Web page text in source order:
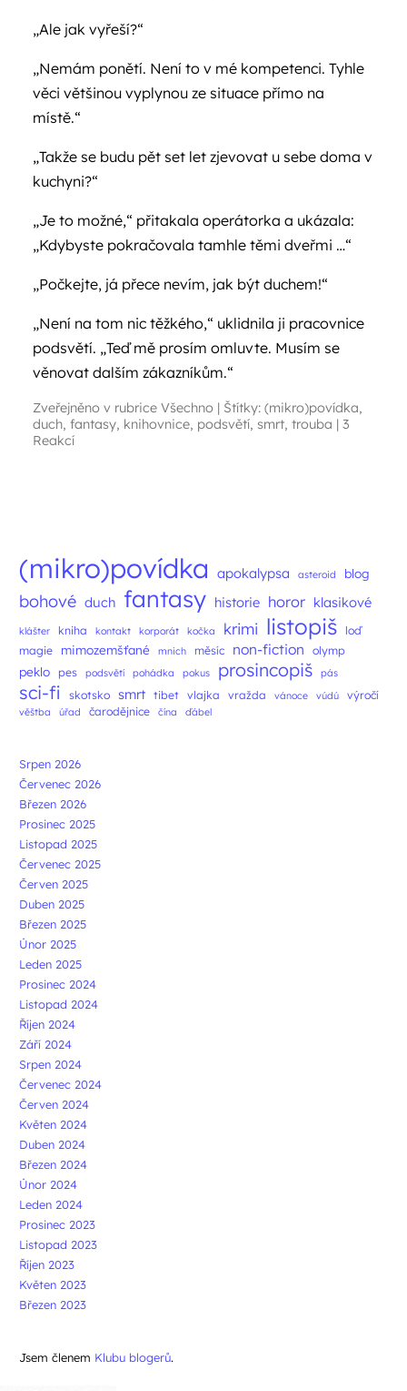
„Ale jak vyřeší?“
„Nemám ponětí. Není to v mé kompetenci. Tyhle
věci většinou vyplynou ze situace přímo na
místě.“
„Takže se budu pět set let zjevovat u sebe doma v
kuchyni?“
„Je to možné,“ přitakala operátorka a ukázala:
„Kdybyste pokračovala tamhle těmi dveřmi …“
„Počkejte, já přece nevím, jak být duchem!“
„Není na tom nic těžkého,“ uklidnila ji pracovnice
podsvětí. „Teď mě prosím omluvte. Musím se
věnovat dalším zákazníkům.“
Zveřejněno v rubrice Všechno | Štítky: (mikro)povídka,
duch, fantasy, knihovnice, podsvětí, smrt, trouba | 3
Reakcí
(mikro)povídka apokalypsa asteroid blog
bohové duch fantasy historie horor klasikové
klášter kniha kontakt korporát kočka krimi listopiš
loď
magie
mimozemšťané mnich měsíc non-fiction olymp
peklo pes podsvětí pohádka pokus prosincopiš pás
sci-fi skotsko smrt tibet vlajka vražda vánoce vúdú výročí
věštba úřad čarodějnice čína ďábel
Srpen 2026
Červenec 2026
Březen 2026
Prosinec 2025
Listopad 2025
Červenec 2025
Červen 2025
Duben 2025
Březen 2025
Únor 2025
Leden 2025
Prosinec 2024
Listopad 2024
Říjen 2024
Září 2024
Srpen 2024
Červenec 2024
Červen 2024
Květen 2024
Duben 2024
Březen 2024
Únor 2024
Leden 2024
Prosinec 2023
Listopad 2023
Říjen 2023
Květen 2023
Březen 2023
Jsem členem Klubu blogerů.